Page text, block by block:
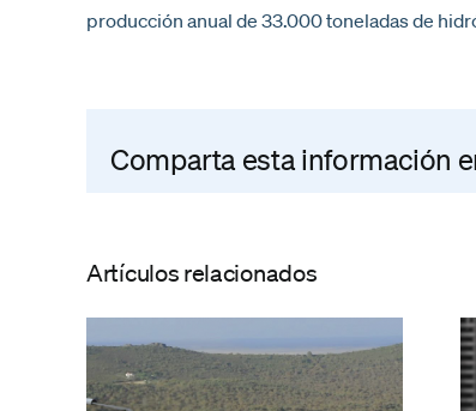
producción anual de 33.000 toneladas de
Comparta esta información
Artículos relacionados
Universidad de
Extremadura